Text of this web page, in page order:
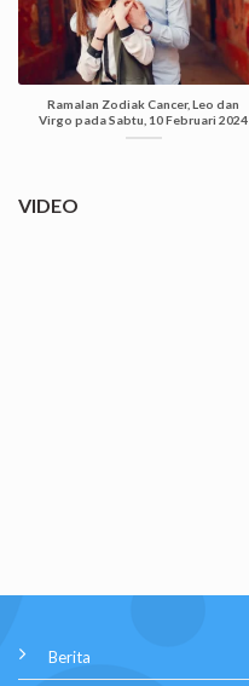
Ramalan Zodiak Cancer, Leo dan
Virgo pada Sabtu, 10 Februari 2024
VIDEO
Berita